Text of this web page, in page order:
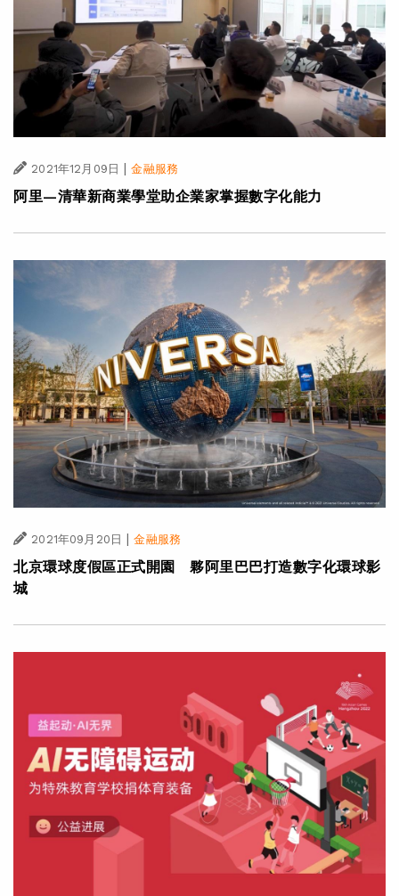
2021年12月09日 | 金融服務
阿里—清華新商業學堂助企業家掌握數字化能力
2021年09月20日 | 金融服務
北京環球度假區正式開園 夥阿里巴巴打造數字化環球影
城